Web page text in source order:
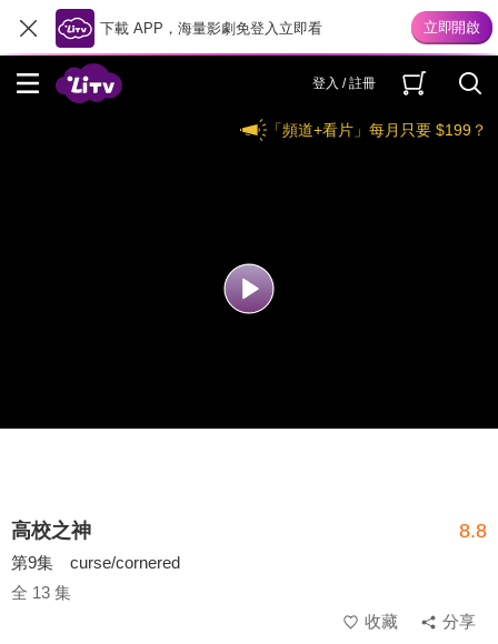
下載 APP，海量影劇免登入立即看
登入 / 註冊
「頻道+看片」每月只要 $199？
高校之神 8.8
第9集 curse/cornered
全 13 集
收藏
分享